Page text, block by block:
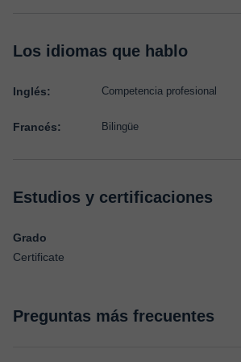
Los idiomas que hablo
Inglés: Competencia profesional
Francés: Bilingüe
Estudios y certificaciones
Grado
Certificate
Preguntas más frecuentes